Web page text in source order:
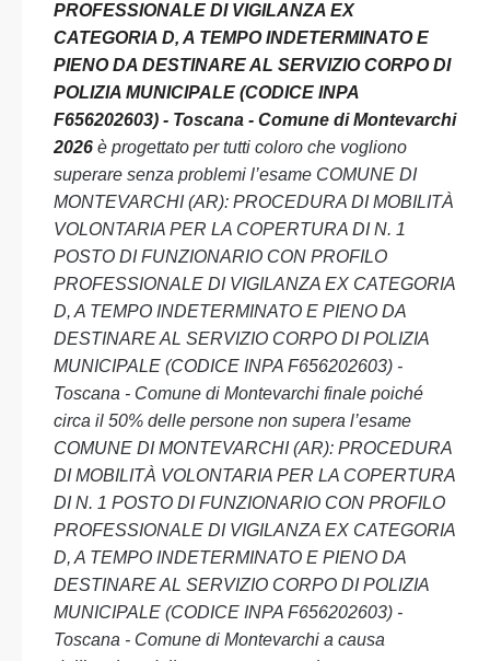
PROFESSIONALE DI VIGILANZA EX
CATEGORIA D, A TEMPO INDETERMINATO E
PIENO DA DESTINARE AL SERVIZIO CORPO DI
POLIZIA MUNICIPALE (CODICE INPA
F656202603) - Toscana - Comune di Montevarchi
2026 è progettato per tutti coloro che vogliono
superare senza problemi l’esame COMUNE DI
MONTEVARCHI (AR): PROCEDURA DI MOBILITÀ
VOLONTARIA PER LA COPERTURA DI N. 1
POSTO DI FUNZIONARIO CON PROFILO
PROFESSIONALE DI VIGILANZA EX CATEGORIA
D, A TEMPO INDETERMINATO E PIENO DA
DESTINARE AL SERVIZIO CORPO DI POLIZIA
MUNICIPALE (CODICE INPA F656202603) -
Toscana - Comune di Montevarchi finale poiché
circa il 50% delle persone non supera l’esame
COMUNE DI MONTEVARCHI (AR): PROCEDURA
DI MOBILITÀ VOLONTARIA PER LA COPERTURA
DI N. 1 POSTO DI FUNZIONARIO CON PROFILO
PROFESSIONALE DI VIGILANZA EX CATEGORIA
D, A TEMPO INDETERMINATO E PIENO DA
DESTINARE AL SERVIZIO CORPO DI POLIZIA
MUNICIPALE (CODICE INPA F656202603) -
Toscana - Comune di Montevarchi a causa